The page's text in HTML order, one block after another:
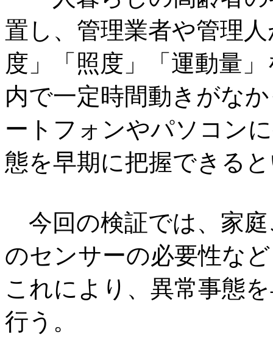
置し、管理業者や管理
度」「照度」「運動量
内で一定時間動きがな
ートフォンやパソコン
態を早期に把握できる
今回の検証では、家
のセンサーの必要性な
これにより、異常事態
行う。